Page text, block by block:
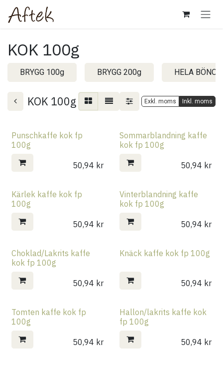
Hoppa till innehåll
KOK 100g
BRYGG 100g BRYGG 200g HELA
KOK 100g Exkl. moms Inkl. moms
Punschkaffe kok fp
100g
50,94 kr
Sommarblandning kaffe
kok fp 100g
50,94 kr
Kärlek kaffe kok fp
100g
50,94 kr
Vinterblandning kaffe
kok fp 100g
50,94 kr
Choklad/Lakrits kaffe
kok fp 100g
50,94 kr
Knäck kaffe kok fp 100g
50,94 kr
Tomten kaffe kok fp
100g
50,94 kr
Hallon/lakrits kaffe kok
fp 100g
50,94 kr